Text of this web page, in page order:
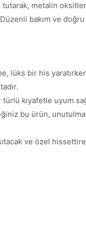
metalin
bakım ve
lüks bir his
türlü kıyafetle uyum
bu ürün, unutulmaz
ve özel